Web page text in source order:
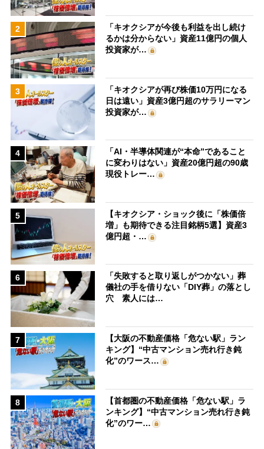
2
「キオクシアが今後も利益を出し続け
るかは分からない」資産11億円の個人
投資家が…
3
「キオクシアが再び株価10万円になる
日は遠い」資産3億円超のサラリーマン
投資家が…
4
「AI・半導体関連が“本命”であること
に変わりはない」資産20億円超の90歳
現役トレー…
5
【キオクシア・ショック後に「株価倍
増」も期待できる注目銘柄5選】資産3
億円超・…
6
「失敗すると取り返しがつかない」葬
儀社の手を借りない「DIY葬」の落とし
穴 素人には…
7
【大阪の不動産価格「危ない駅」ラン
キング】“中古マンション売れ行き鈍
化”のワース…
8
【首都圏の不動産価格「危ない駅」ラ
ンキング】“中古マンション売れ行き鈍
化”のワー…